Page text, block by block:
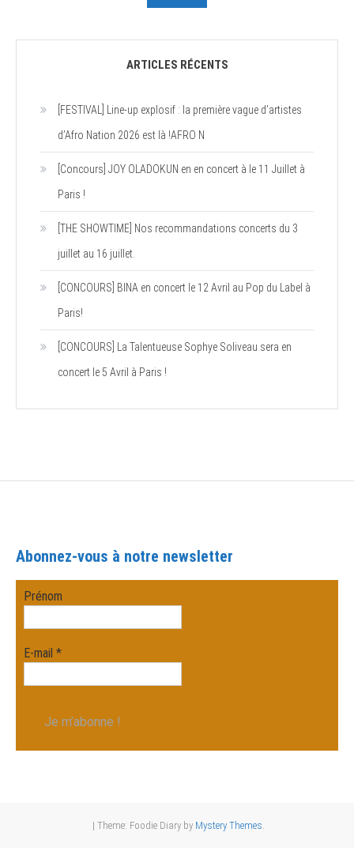
ARTICLES RÉCENTS
[FESTIVAL] Line-up explosif : la première vague d’artistes
d’Afro Nation 2026 est là !AFRO N
[Concours] JOY OLADOKUN en en concert à le 11 Juillet à
Paris !
[THE SHOWTIME] Nos recommandations concerts du 3
juillet au 16 juillet.
[CONCOURS] BINA en concert le 12 Avril au Pop du Label à
Paris!
[CONCOURS] La Talentueuse Sophye Soliveau sera en
concert le 5 Avril à Paris !
Abonnez-vous à notre newsletter
Prénom
E-mail*
| Theme: Foodie Diary by Mystery Themes